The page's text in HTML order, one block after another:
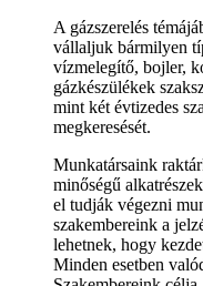
A gázszerelés
vállaljuk bármilyen
vízmelegítő, bojler,
gázkészülékek
mint két évtizedes
megkeresését.
Munkatársaink
minőségű
el tudják végezni
szakembereink a
lehetnek, hogy
Minden esetben